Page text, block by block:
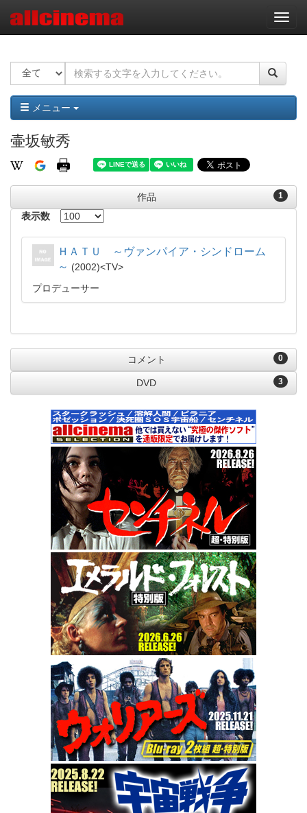
ナ
ビ
ー
ョ
ン
メニュー
壷坂敏秀
1
作品
表示数
ＨＡＴＵ ～ヴァンパイア・シンドローム
～
2002
TV
プロデューサー
0
コメント
3
DVD